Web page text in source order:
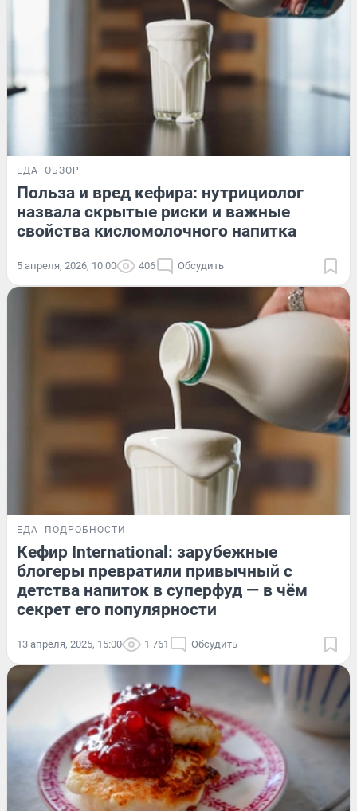
ЕДА ОБЗОР
Польза и вред кефира: нутрициолог
назвала скрытые риски и важные
свойства кисломолочного напитка
5 апреля, 2026, 10:00 406 Обсудить
ЕДА ПОДРОБНОСТИ
Кефир International: зарубежные
блогеры превратили привычный с
детства напиток в суперфуд — в чём
секрет его популярности
13 апреля, 2025, 15:00 1 761 Обсудить